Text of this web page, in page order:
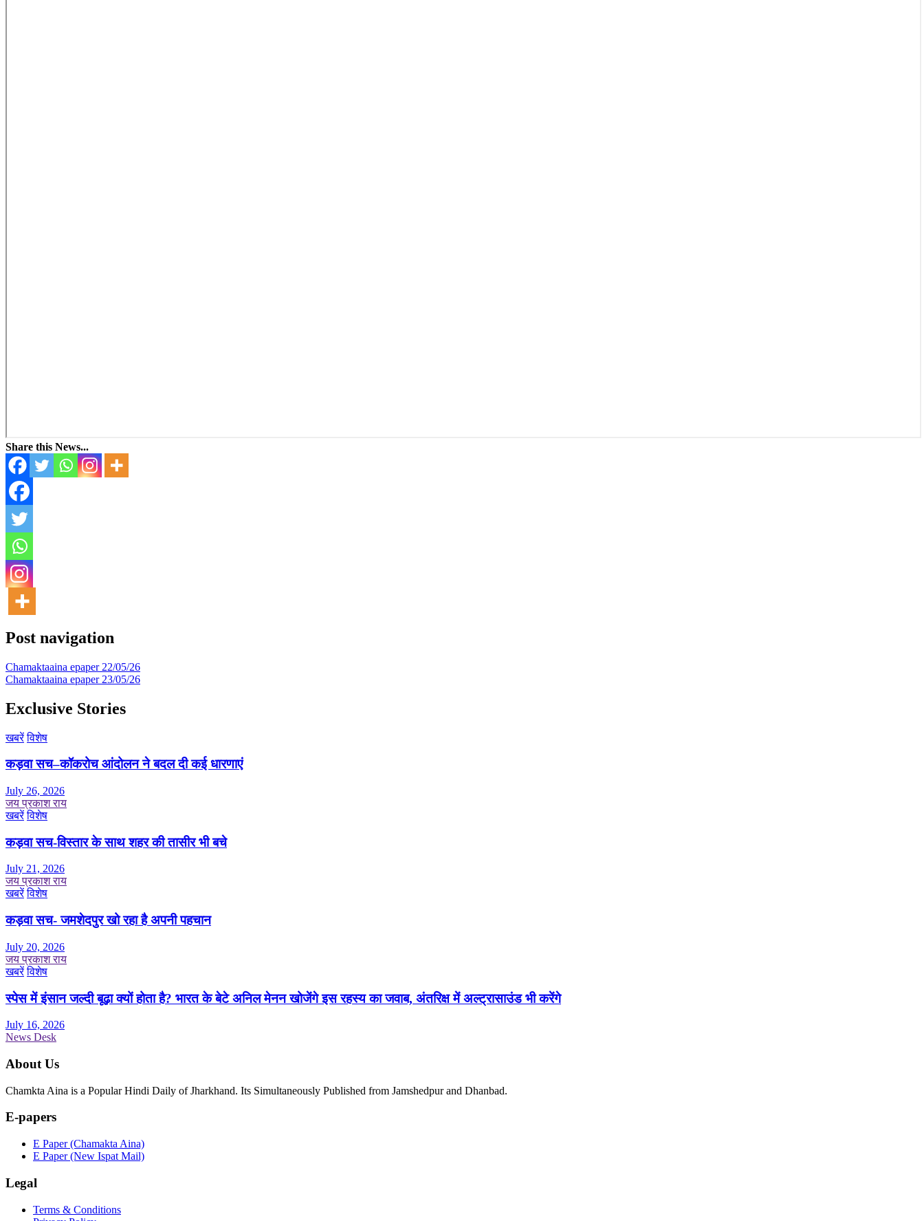
Share this News...
Post navigation
Chamaktaaina epaper 22/05/26
Chamaktaaina epaper 23/05/26
Exclusive Stories
खबरें विशेष
कड़वा सच–कॉकरोच आंदोलन ने बदल दी कई धारणाएं
July 26, 2026
जय प्रकाश राय
खबरें विशेष
कड़वा सच-विस्तार के साथ शहर की तासीर भी बचे
July 21, 2026
जय प्रकाश राय
खबरें विशेष
कड़वा सच- जमशेदपुर खो रहा है अपनी पहचान
July 20, 2026
जय प्रकाश राय
खबरें विशेष
स्पेस में इंसान जल्दी बूढ़ा क्यों होता है? भारत के बेटे अनिल मेनन खोजेंगे इस रहस्य का जवाब, अंतरिक्ष में अल्ट्रासाउंड भी करेंगे
July 16, 2026
News Desk
About Us
Chamkta Aina is a Popular Hindi Daily of Jharkhand. Its Simultaneously Published from Jamshedpur and Dhanbad.
E-papers
E Paper (Chamakta Aina)
E Paper (New Ispat Mail)
Legal
Terms & Conditions